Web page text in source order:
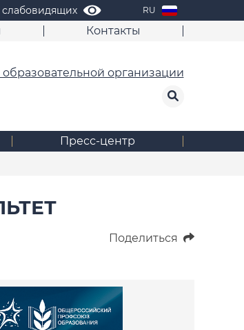
RU
Контакты
организации
Пресс-центр
Поделиться